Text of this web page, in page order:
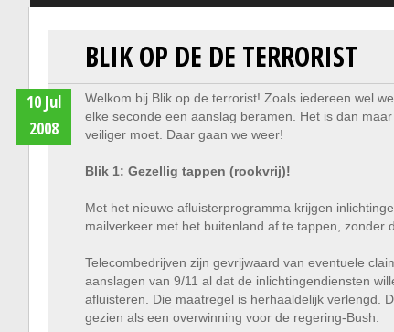
BLIK OP DE DE TERRORIST
10 Jul
2008
Welkom bij Blik op de terrorist! Zoals iedereen wel
elke seconde een aanslag beramen. Het is dan
veiliger moet. Daar gaan we weer!
Blik 1: Gezellig tappen (rookvrij)!
Met het nieuwe afluisterprogramma krijgen
mailverkeer met het buitenland af te tappen, zonder
Telecombedrijven zijn gevrijwaard van eventuele
aanslagen van 9/11 al dat de inlichtingendiensten
afluisteren. Die maatregel is herhaaldelijk verlengd.
gezien als een overwinning voor de regering-Bush.